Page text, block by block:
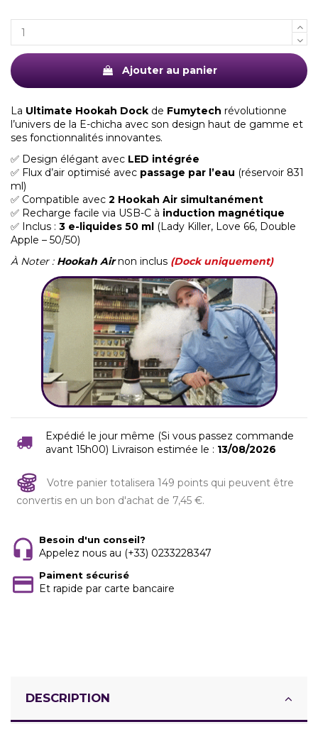
Ajouter au panier
La Ultimate Hookah Dock de Fumytech révolutionne
l’univers de la E-chicha avec son design haut de gamme et
ses fonctionnalités innovantes.
✅ Design élégant avec LED intégrée
✅ Flux d’air optimisé avec passage par l’eau (réservoir 831
ml)
✅ Compatible avec 2 Hookah Air simultanément
✅ Recharge facile via USB-C à induction magnétique
✅ Inclus : 3 e-liquides 50 ml (Lady Killer, Love 66, Double
Apple – 50/50)
À Noter : Hookah Airnon inclus (Dock uniquement)
Expédié le jour même (Si vous passez commande
avant 15h00) Livraison estimée le : 13/08/2026
Votre panier totalisera 149 points qui peuvent être
convertis en un bon d'achat de 7,45 €.
Besoin d'un conseil?
Appelez nous au (+33) 0233228347
Paiment sécurisé
Et rapide par carte bancaire
DESCRIPTION